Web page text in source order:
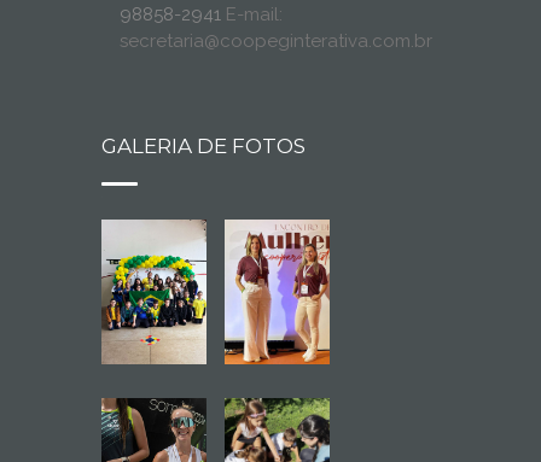
98858-2941 E-mail:
secretaria@coopeginterativa.com.br
GALERIA DE FOTOS